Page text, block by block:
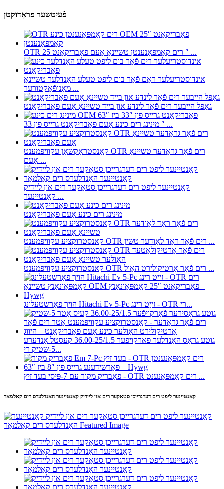
פֿעיִטשער פּראָדוקטן
OTR רים קאָמפּאָנענטן טשיינאַ אָעם פאַבריקאַנט 25 ″ ...
אינדוסטריעלער ראַם פֿאַר בום ליפט טעלע האַנדלער טשיינאַ
מאַנופֿאַקטורער ...
גאָפּל הייבער רים פֿאַר לינדע און בייד טשיינאַ אָעם פאַבריקאַנט
מינינג רים כינע אָעם פאַבריקאַנט גרייס פון 33 ″ ...
קאַנסטראַקשאַן עקוויפּמענט OTR רים פֿאַר גראַדער טשיינאַ
אָעם ...
קאַנטיינער ליפט רים דערגרייכן סטאַקער רים און ליידיק
קאַנטיינער ...
מינינג רים כינע אָעם פאַבריקאַנט
קאנסטרוקציע עקוויפּמענט OTR רים פֿאַר ראָד לאָודער טשין ...
קאנסטרוקציע עקוויפּמענט OTR רים פֿאַר אַרטיקולירט האַול ...
הויך פאָרשטעלונג Hitachi Ev 5-Pc זייַט רינג - OTR רי...
גוטע גראָס האַנדלער פארקויפער 36.00-25/1.5 קעסטל אַנדערע
5-שטיק רי...
פאַבריק מקור עם 7-פּיסי בעד זיץ - OTR רים קאָמפּאָנענט ...
קאַנטיינער ליפט רים דערגרייכן סטאַקער רים און ליידיק קאַנטיינער האַנדלערס רים קאַלמאַר